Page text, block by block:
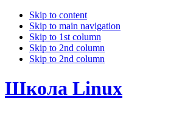
Skip to content
Skip to main navigation
Skip to 1st column
Skip to 2nd column
Skip to 2nd column
Школа Linux